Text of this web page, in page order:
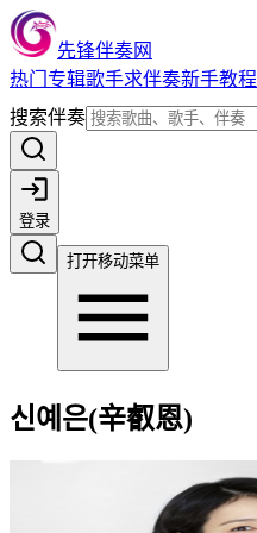
先锋伴奏网
热门 专辑歌手求伴奏新手教程
搜索伴奏
登录
打开移动菜单
신예은(辛叡恩)